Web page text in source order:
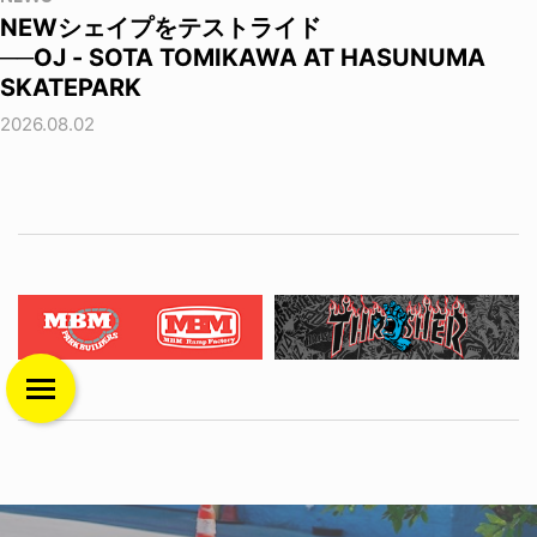
NEWシェイプをテストライド
──OJ - SOTA TOMIKAWA AT HASUNUMA
SKATEPARK
2026.08.02